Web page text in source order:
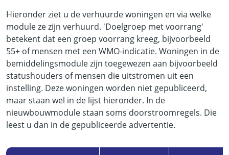
Hieronder ziet u de verhuurde woningen en via welke
module ze zijn verhuurd. 'Doelgroep met voorrang'
betekent dat een groep voorrang kreeg, bijvoorbeeld
55+ of mensen met een WMO-indicatie. Woningen in de
bemiddelingsmodule zijn toegewezen aan bijvoorbeeld
statushouders of mensen die uitstromen uit een
instelling. Deze woningen worden niet gepubliceerd,
maar staan wel in de lijst hieronder. In de
nieuwbouwmodule staan soms doorstroomregels. Die
leest u dan in de gepubliceerde advertentie.